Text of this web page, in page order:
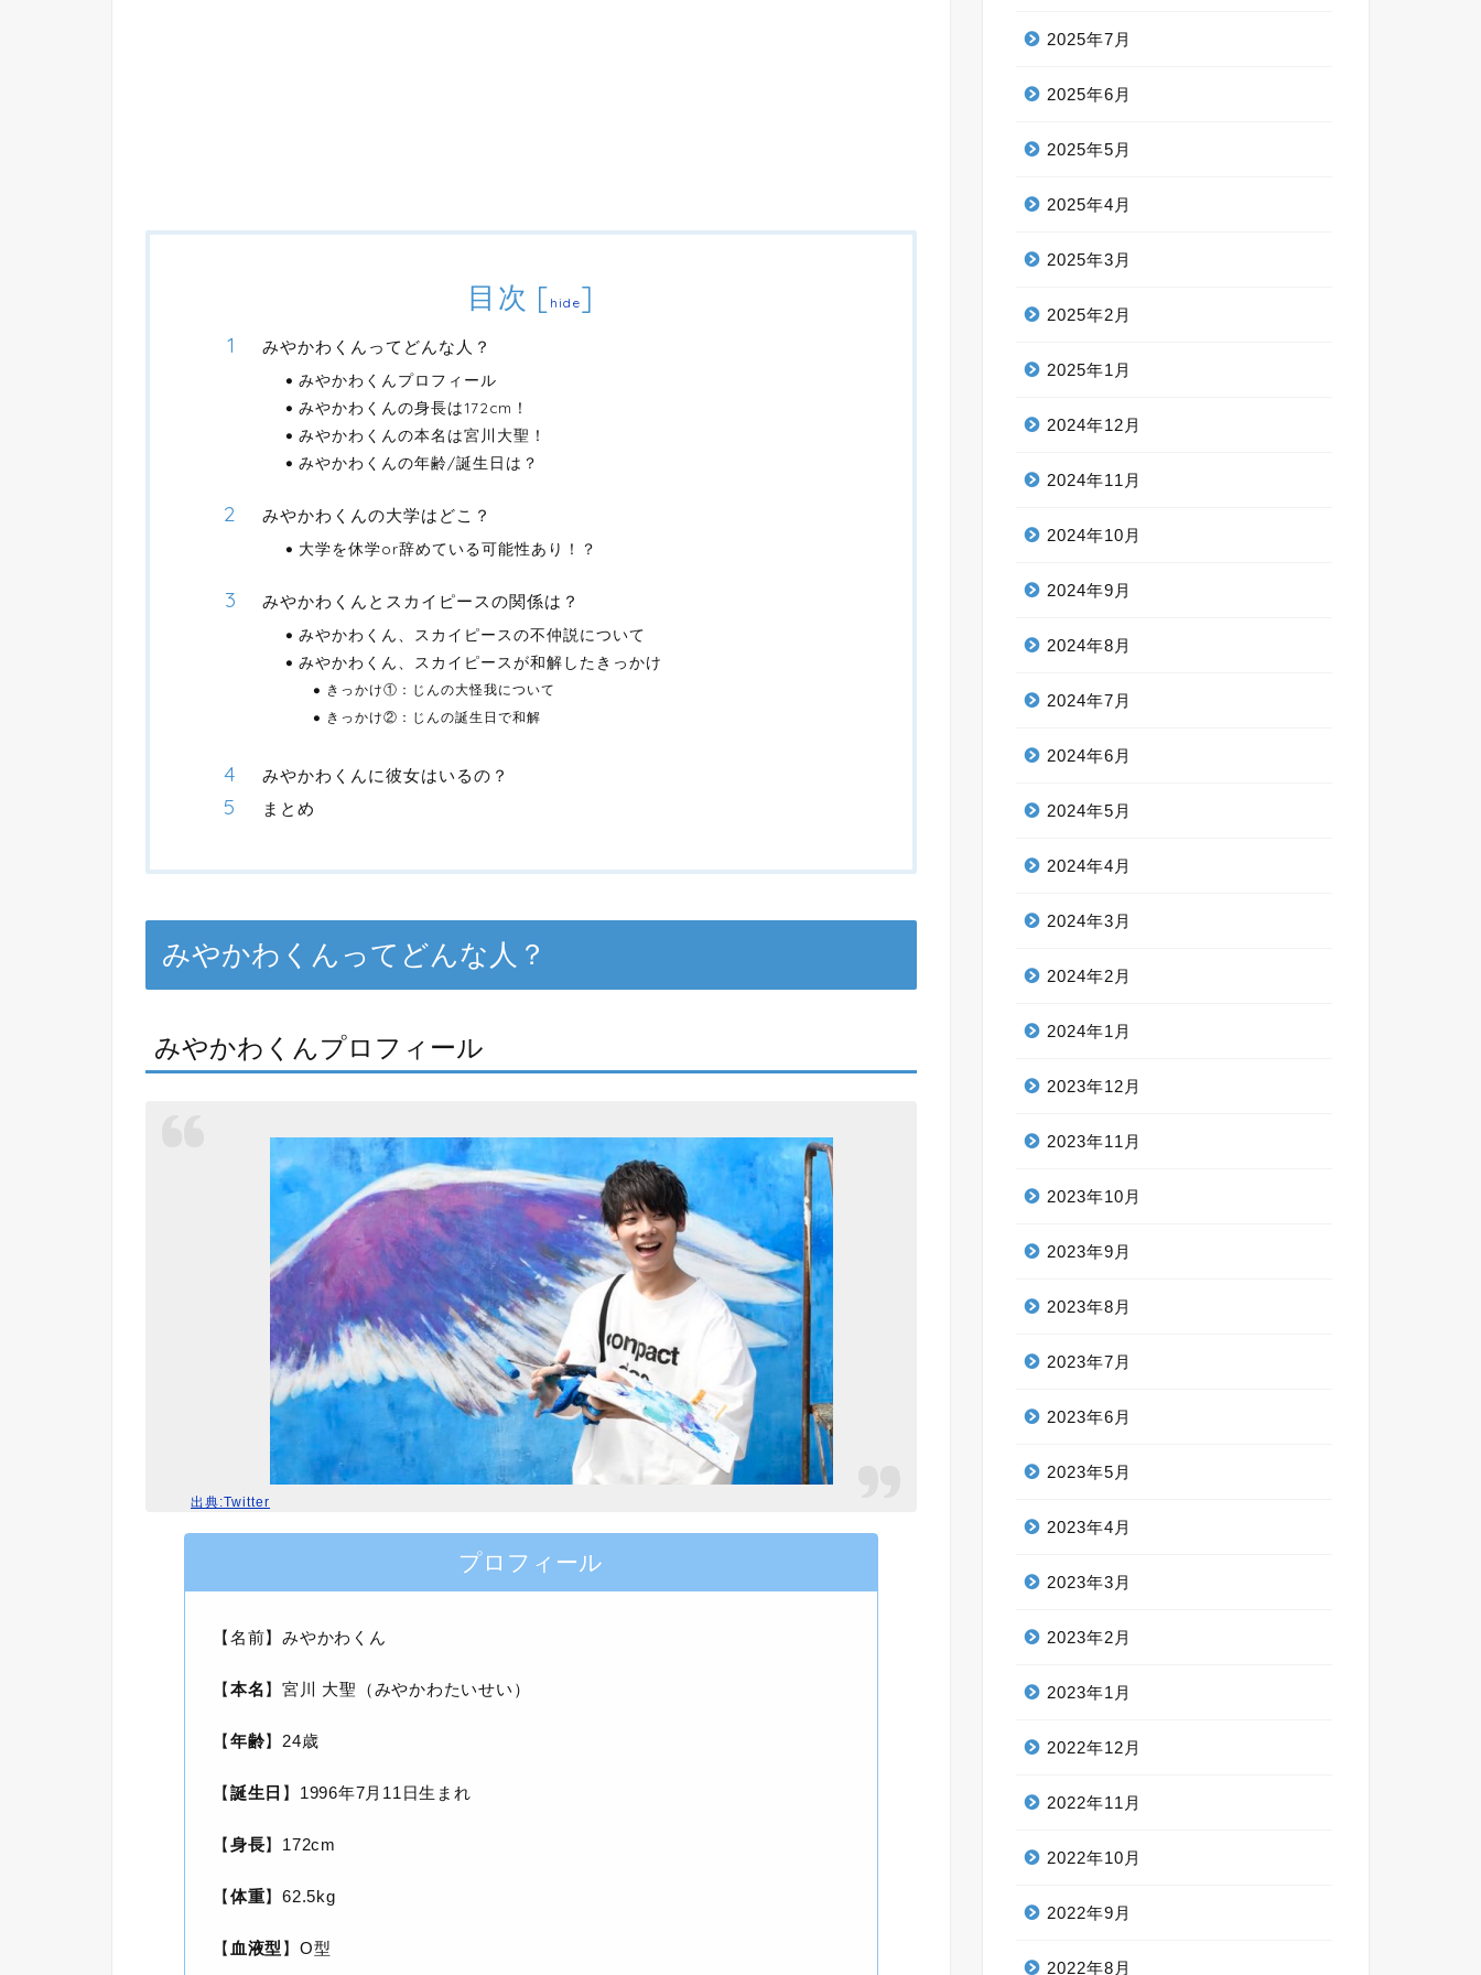
目次 [ hide]
みやかわくんってどんな人？
みやかわくんプロフィール
みやかわくんの身長は172cm！
みやかわくんの本名は宮川大聖！
みやかわくんの年齢/誕生日は？
みやかわくんの大学はどこ？
大学を休学or辞めている可能性あり！？
みやかわくんとスカイピースの関係は？
みやかわくん、スカイピースの不仲説について
みやかわくん、スカイピースが和解したきっかけ
きっかけ①：じんの大怪我について
きっかけ②：じんの誕生日で和解
みやかわくんに彼女はいるの？
まとめ
みやかわくんってどんな人？
みやかわくんプロフィール
出典:Twitter
プロフィール
【名前】みやかわくん
【本名】宮川 大聖（みやかわたいせい）
【年齢】24歳
【誕生日 】1996年7月11日生まれ
【身長】172cm
【体重】62.5kg
【 血液型 】O型
2025年7月
2025年6月
2025年5月
2025年4月
2025年3月
2025年2月
2025年1月
2024年12月
2024年11月
2024年10月
2024年9月
2024年8月
2024年7月
2024年6月
2024年5月
2024年4月
2024年3月
2024年2月
2024年1月
2023年12月
2023年11月
2023年10月
2023年9月
2023年8月
2023年7月
2023年6月
2023年5月
2023年4月
2023年3月
2023年2月
2023年1月
2022年12月
2022年11月
2022年10月
2022年9月
2022年8月